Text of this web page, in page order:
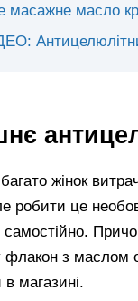
масажне масло
жінок
робити це
флакон з маслом
магазині.